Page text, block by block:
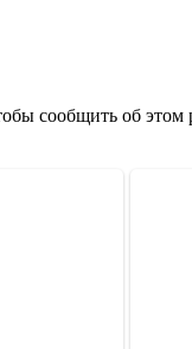
сообщить об этом